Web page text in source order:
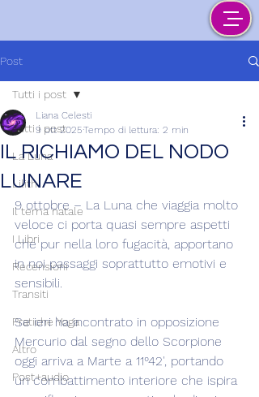
Post
Tutti i post
La Luna
Lilith
Il tema natale
I Libri
Recensioni
Transiti
Pratiche Yoga
Altro
Post+audio
Tutti i post
IL RICHIAMO DEL NODO
LUNARE
Liana Celesti
9 ott 2025Tempo di lettura: 2 min
9 ottobre – La Luna che viaggia molto
veloce ci porta quasi sempre aspetti
che pur nella loro fugacità, apportano
in noi passaggi soprattutto emotivi e
sensibili.
Se ieri ha incontrato in opposizione
Mercurio dal segno dello Scorpione
oggi arriva a Marte a 11°42', portando
un combattimento interiore che ispira